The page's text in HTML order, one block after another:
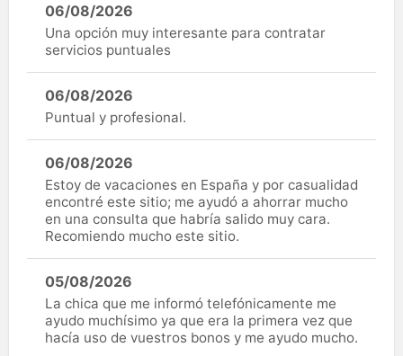
06/08/2026
Una opción muy interesante para contratar
servicios puntuales
06/08/2026
Puntual y profesional.
06/08/2026
Estoy de vacaciones en España y por casualidad
encontré este sitio; me ayudó a ahorrar mucho
en una consulta que habría salido muy cara.
Recomiendo mucho este sitio.
05/08/2026
La chica que me informó telefónicamente me
ayudo muchísimo ya que era la primera vez que
hacía uso de vuestros bonos y me ayudo mucho.